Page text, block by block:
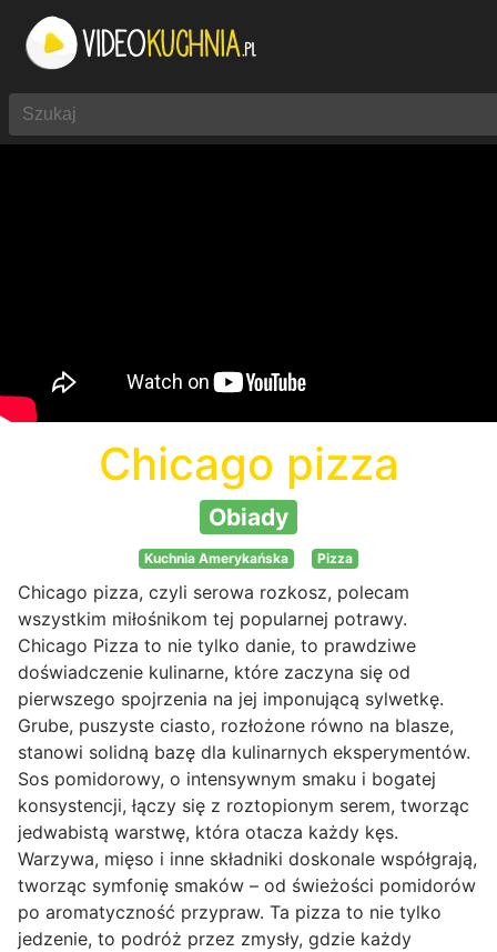
Chicago pizza
Obiady
Kuchnia Amerykańska Pizza
Chicago pizza, czyli serowa rozkosz, polecam
wszystkim miłośnikom tej popularnej potrawy.
Chicago Pizza to nie tylko danie, to prawdziwe
doświadczenie kulinarne, które zaczyna się od
pierwszego spojrzenia na jej imponującą sylwetkę.
Grube, puszyste ciasto, rozłożone równo na blasze,
stanowi solidną bazę dla kulinarnych eksperymentów.
Sos pomidorowy, o intensywnym smaku i bogatej
konsystencji, łączy się z roztopionym serem, tworząc
jedwabistą warstwę, która otacza każdy kęs.
Warzywa, mięso i inne składniki doskonale współgrają,
tworząc symfonię smaków – od świeżości pomidorów
po aromatyczność przypraw. Ta pizza to nie tylko
jedzenie, to podróż przez zmysły, gdzie każdy